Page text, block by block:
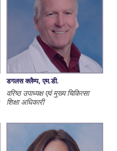
डगलस क्लैम्प, एम.डी.
वरिष्ठ उपाध्यक्ष एवं मुख्य चिकित्सा
शिक्षा अधिकारी